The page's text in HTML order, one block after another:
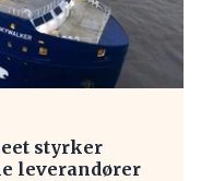
styrker
leverandører